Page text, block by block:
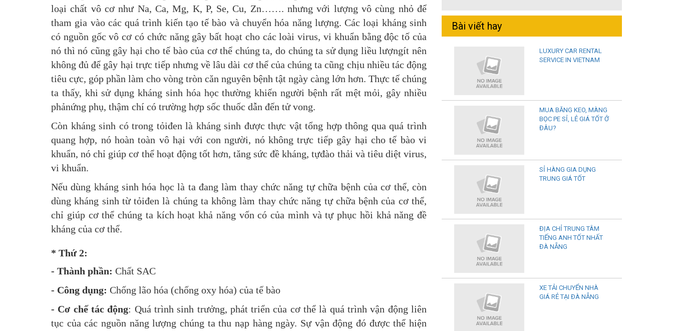
loại chất vô cơ như Na, Ca, Mg, K, P, Se, Cu, Zn……. nhưng với lượng vô cùng nhỏ để
tham gia vào các quá trình kiến tạo tế bào và chuyển hóa năng lượng. Các loại kháng sinh
có nguồn gốc vô cơ có chức năng gây bất hoạt cho các loài virus, vi khuẩn bằng độc tố của
nó thì nó cũng gây hại cho tế bào của cơ thể chúng ta, do chúng ta sử dụng liều lượngít nên
không đủ để gây hại trực tiếp nhưng về lâu dài cơ thể của chúng ta cũng chịu nhiều tác động
tiêu cực, góp phần làm cho vòng tròn căn nguyên bệnh tật ngày càng lớn hơn. Thực tế chúng
ta thấy, khi sử dụng kháng sinh hóa học thường khiến người bệnh rất mệt mỏi, gây nhiều
phảnứng phụ, thậm chí có trường hợp sốc thuốc dẫn đến tử vong.
Còn kháng sinh có trong tỏiđen là kháng sinh được thực vật tổng hợp thông qua quá trình
quang hợp, nó hoàn toàn vô hại với con người, nó không trực tiếp gây hại cho tế bào vi
khuẩn, nó chỉ giúp cơ thể hoạt động tốt hơn, tăng sức đề kháng, tựđào thải và tiêu diệt virus,
vi khuẩn.
Nếu dùng kháng sinh hóa học là ta đang làm thay chức năng tự chữa bệnh của cơ thể, còn
dùng kháng sinh từ tỏiđen là chúng ta không làm thay chức năng tự chữa bệnh của cơ thể,
chỉ giúp cơ thể chúng ta kích hoạt khả năng vốn có của mình và tự phục hồi khả năng đề
kháng của cơ thể.
* Thứ 2:
- Thành phần: Chất SAC
- Công dụng: Chống lão hóa (chống oxy hóa) của tế bào
- Cơ chế tác động: Quá trình sinh trưởng, phát triển của cơ thể là quá trình vận động liên
tục của các nguồn năng lượng chúng ta thu nạp hàng ngày. Sự vận động đó được thể hiện
Bài viết hay
LUXURY CAR RENTAL
SERVICE IN VIETNAM
MUA BĂNG KEO, MÀNG
BỌC PE SỈ, LẺ GIÁ TỐT Ở
ĐÂU?
SỈ HÀNG GIA DỤNG
TRUNG GIÁ TỐT
ĐỊA CHỈ TRUNG TÂM
TIẾNG ANH TỐT NHẤT
ĐÀ NẴNG
XE TẢI CHUYỂN NHÀ
GIÁ RẺ TẠI ĐÀ NẴNG